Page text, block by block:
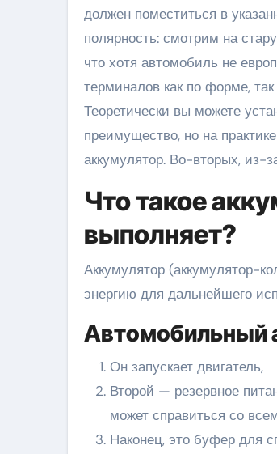
должен поместиться в
полярность: смотрим на
что хотя автомобиль не
терминалов как по форме,
Теоретически вы можете
преимущество, но на
аккумулятор. Во-вторых, из-
Что такое
выполняет?
Аккумулятор (аккумулятор-
энергию для дальнейшего
Автомобильный
Он запускает двигатель,
Второй — резервное
может справиться со
Наконец, это буфер для